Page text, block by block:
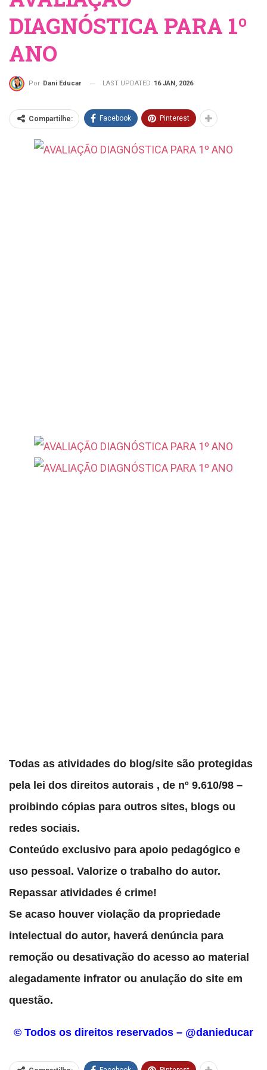
DIAGNÓSTICA PARA 1º
ANO
Por Dani Educar LAST UPDATED 16 JAN, 2026
Compartilhe: Facebook Pinterest
Todas as atividades do blog/site são protegidas
pela lei dos direitos autorais , de nº 9.610/98 –
proibindo cópias para outros sites, blogs ou
redes sociais.
Conteúdo exclusivo para apoio pedagógico e
uso pessoal. Valorize o trabalho do autor.
Repassar atividades é crime!
Se acaso houver violação da propriedade
intelectual do autor, haverá denúncia para
remoção ou desativação do acesso ao material
alegadamente infrator ou anulação do site em
questão.
© Todos os direitos reservados – @danieducar